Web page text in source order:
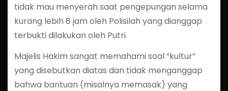
tidak mau menyerah saat pengepungan selama
kurang lebih 8 jam oleh Polisilah yang dianggap
terbukti dilakukan oleh Putri.
Majelis Hakim sangat memahami soal “kultur”
yang disebutkan diatas dan tidak menganggap
bahwa bantuan (misalnya memasak) yang